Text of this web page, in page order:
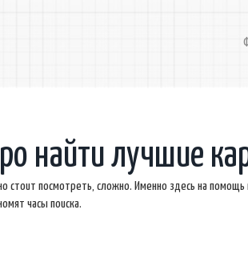
найти лучшие
стоит посмотреть, сложно. Именно здесь на помощь
часы поиска.